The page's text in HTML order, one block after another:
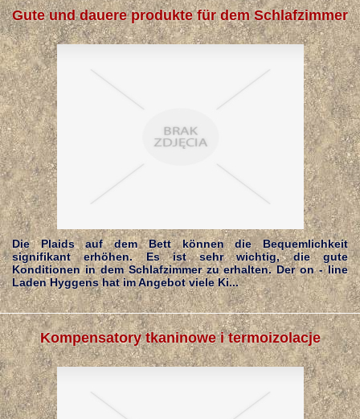
Gute und dauere produkte für dem Schlafzimmer
Die Plaids auf dem Bett können die Bequemlichkeit
signifikant erhöhen. Es ist sehr wichtig, die gute
Konditionen in dem Schlafzimmer zu erhalten. Der on - line
Laden Hyggens hat im Angebot viele Ki...
Kompensatory tkaninowe i termoizolacje